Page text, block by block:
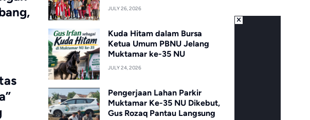
JULY 26, 2026
Kuda Hitam dalam Bursa
Ketua Umum PBNU Jelang
Muktamar ke-35 NU
JULY 24, 2026
Pengerjaan Lahan Parkir
Muktamar Ke-35 NU Dikebut,
Gus Rozaq Pantau Langsung